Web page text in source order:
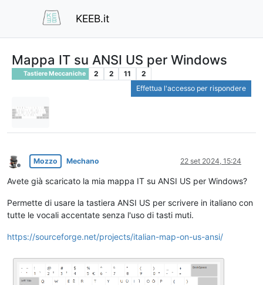
KEEB.it
Mappa IT su ANSI US per Windows
Tastiere Meccaniche 2 2 11
2
Effettua l'accesso per rispondere
Non in linea
Mozzo Mechano 22 set 2024, 15:24
Avete già scaricato la mia mappa IT su ANSI US per Windows?
Permette di usare la tastiera ANSI US per scrivere in italiano con
tutte le vocali accentate senza l'uso di tasti muti.
https://sourceforge.net/projects/italian-map-on-us-ansi/